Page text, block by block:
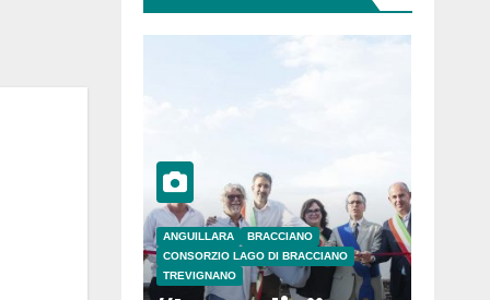
ANGUILLARA
BRACCIANO
CONSORZIO LAGO DI BRACCIANO
TREVIGNANO